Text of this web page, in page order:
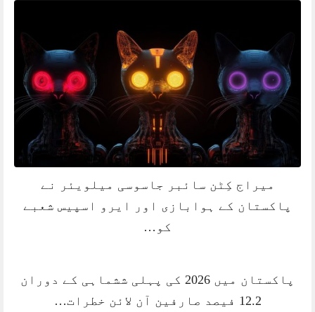
میراج کِٹن سائبر جاسوسی میلویئر نے
پاکستان کے ہوابازی اور ایرو اسپیس شعبے
کو…
پاکستان میں 2026 کی پہلی ششماہی کے دوران
12.2 فیصد صارفین آن لائن خطرات…